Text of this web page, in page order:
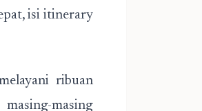
isi itinerary
ribuan
masing